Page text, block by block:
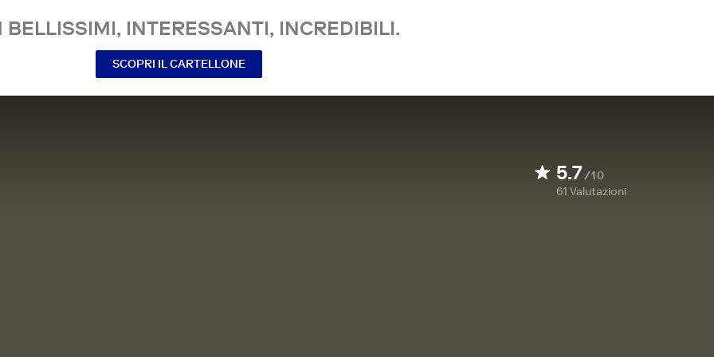
BELLISSIMI, INTERESSANTI, INCREDIBILI.
SCOPRI IL CARTELLONE
5.7/10
61 Valutazioni